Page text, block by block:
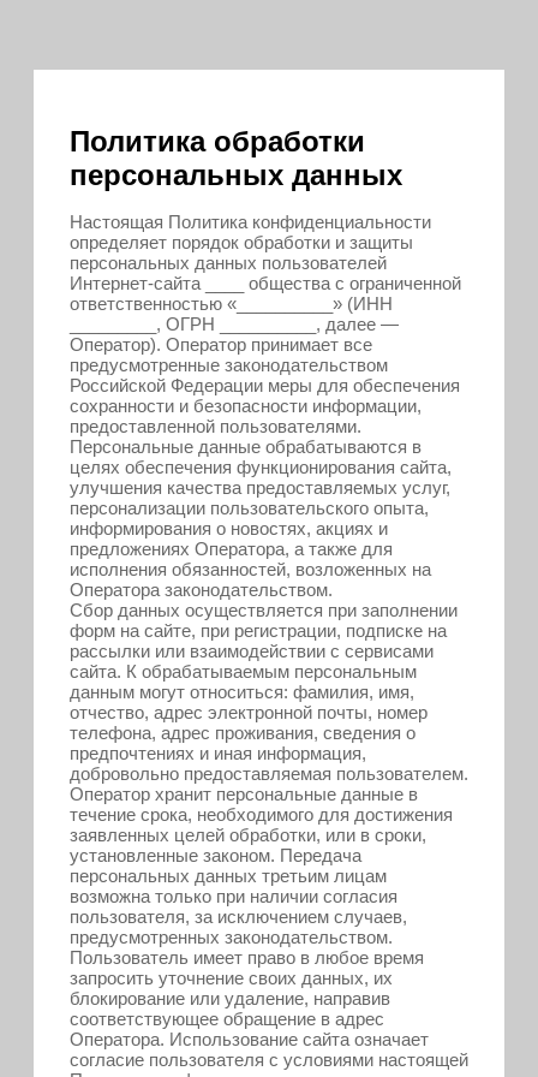
Политика обработки
персональных данных
Настоящая Политика конфиденциальности
определяет порядок обработки и защиты
персональных данных пользователей
Интернет-сайта ____ общества с ограниченной
ответственностью «__________» (ИНН
_________, ОГРН __________, далее —
Оператор). Оператор принимает все
предусмотренные законодательством
Российской Федерации меры для обеспечения
сохранности и безопасности информации,
предоставленной пользователями.
Персональные данные обрабатываются в
целях обеспечения функционирования сайта,
улучшения качества предоставляемых услуг,
персонализации пользовательского опыта,
информирования о новостях, акциях и
предложениях Оператора, а также для
исполнения обязанностей, возложенных на
Оператора законодательством.
Сбор данных осуществляется при заполнении
форм на сайте, при регистрации, подписке на
рассылки или взаимодействии с сервисами
сайта. К обрабатываемым персональным
данным могут относиться: фамилия, имя,
отчество, адрес электронной почты, номер
телефона, адрес проживания, сведения о
предпочтениях и иная информация,
добровольно предоставляемая пользователем.
Оператор хранит персональные данные в
течение срока, необходимого для достижения
заявленных целей обработки, или в сроки,
установленные законом. Передача
персональных данных третьим лицам
возможна только при наличии согласия
пользователя, за исключением случаев,
предусмотренных законодательством.
Пользователь имеет право в любое время
запросить уточнение своих данных, их
блокирование или удаление, направив
соответствующее обращение в адрес
Оператора. Использование сайта означает
согласие пользователя с условиями настоящей